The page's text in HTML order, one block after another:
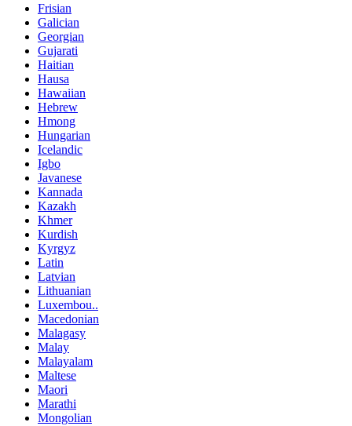
Frisian
Galician
Georgian
Gujarati
Haitian
Hausa
Hawaiian
Hebrew
Hmong
Hungarian
Icelandic
Igbo
Javanese
Kannada
Kazakh
Khmer
Kurdish
Kyrgyz
Latin
Latvian
Lithuanian
Luxembou..
Macedonian
Malagasy
Malay
Malayalam
Maltese
Maori
Marathi
Mongolian